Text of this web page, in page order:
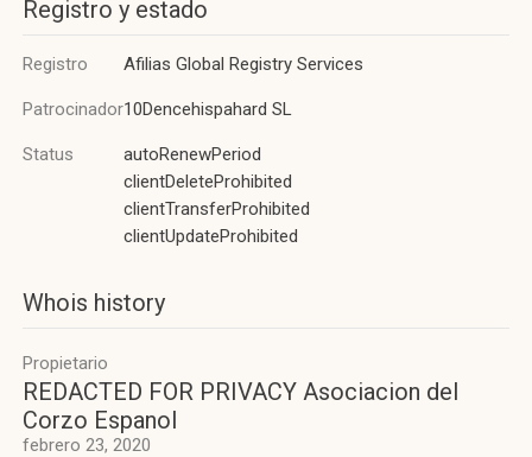
Registro y estado
Registro Afilias Global Registry Services
Patrocinador10Dencehispahard SL
Status
autoRenewPeriod
clientDeleteProhibited
clientTransferProhibited
clientUpdateProhibited
Whois history
Propietario
REDACTED FOR PRIVACY Asociacion del
Corzo Espanol
febrero 23, 2020